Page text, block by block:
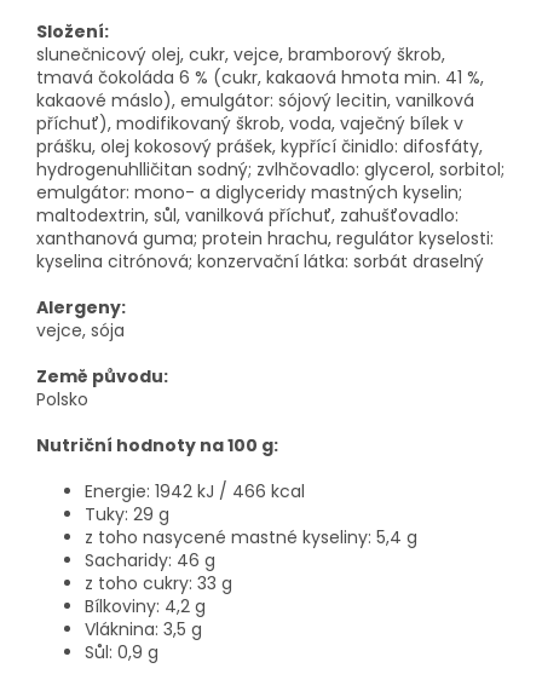
Složení:
slunečnicový olej, cukr, vejce, bramborový škrob,
tmavá čokoláda 6 % (cukr, kakaová hmota min. 41 %,
kakaové máslo), emulgátor: sójový lecitin, vanilková
příchuť), modifikovaný škrob, voda, vaječný bílek v
prášku, olej kokosový prášek, kypřící činidlo: difosfáty,
hydrogenuhlličitan sodný; zvlhčovadlo: glycerol, sorbitol;
emulgátor: mono- a diglyceridy mastných kyselin;
maltodextrin, sůl, vanilková příchuť, zahušťovadlo:
xanthanová guma; protein hrachu, regulátor kyselosti:
kyselina citrónová; konzervační látka: sorbát draselný
Alergeny:
vejce, sója
Země původu:
Polsko
Nutriční hodnoty na 100 g:
Energie: 1942 kJ / 466 kcal
Tuky: 29 g
z toho nasycené mastné kyseliny: 5,4 g
Sacharidy: 46 g
z toho cukry: 33 g
Bílkoviny: 4,2 g
Vláknina: 3,5 g
Sůl: 0,9 g